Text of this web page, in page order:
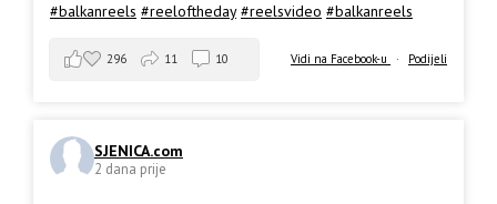
#balkanreels #reeloftheday #reelsvideo #balkanreels
Vidi na Facebook-u · Podijeli
296 11 10
SJENICA.com
2 dana prije